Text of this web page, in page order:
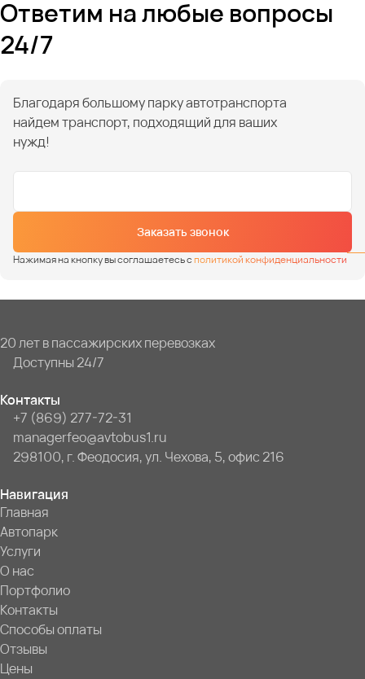
Ответим на любые вопросы
24/7
Благодаря большому парку автотранспорта
найдем транспорт, подходящий для ваших
нужд!
Заказать звонок
Нажимая на кнопку вы соглашаетесь сполитикой конфиденциальности
20 лет в пассажирских перевозках
Доступны 24/7
Контакты
+7 (869) 277-72-31
managerfeo@avtobus1.ru
298100, г. Феодосия, ул. Чехова, 5, офис 216
Навигация
Главная
Автопарк
Услуги
О нас
Портфолио
Контакты
Способы оплаты
Отзывы
Цены